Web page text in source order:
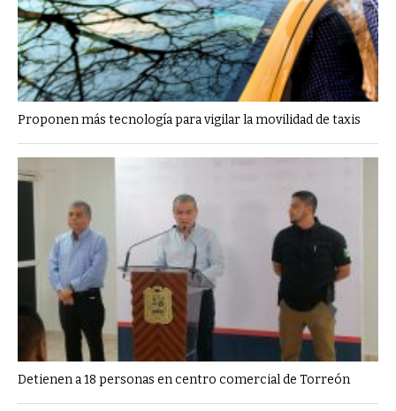
Proponen más tecnología para vigilar la movilidad de taxis
Detienen a 18 personas en centro comercial de Torreón